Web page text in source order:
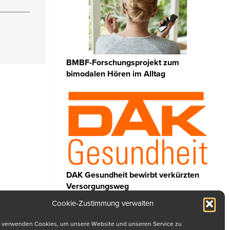
Cookie-Zustimmung verwalten
verwenden Cookies, um unsere Website und unseren Service zu
BMBF-Forschungsprojekt zum
bimodalen Hören im Alltag
DAK Gesundheit bewirbt verkürzten
Versorgungsweg